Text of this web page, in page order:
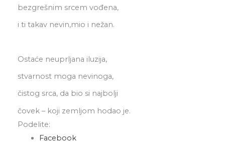
bezgrešnim srcem vođena,
i ti takav nevin,mio i nežan.
Ostaće neuprljana iluzija,
stvarnost moga nevinoga,
čistog srca, da bio si najbolji
čovek – koji zemljom hodao je.
Podelite:
Facebook